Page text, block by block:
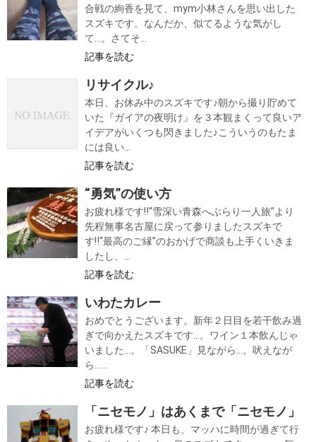
合戦の絢香を見て、mym小林さんを思い出した
スズキです。なんだか、似てるような気がし
て…。さてそ...
記事を読む
リサイクル♪
本日、お休み中のスズキです♪朝から撮り貯めて
いた『ガイアの夜明け』を３本観まくって良いア
イデアがいくつも閃きました♪こういうのもたま
には良い...
記事を読む
“勇気”の使い方
お疲れ様です‼“雪深い青森へぶらり一人旅”より
先程無事名古屋に戻って参りましたスズキで
す‼“最高のご縁”のおかげで商談も上手くいきま
したし、...
記事を読む
いわたカレー
おめでとうございます。新年２日目を若干飲み過
ぎで向かえたスズキです…。ワイン１本飲んじゃ
いました…。「SASUKE」見ながら…。吠えなが
ら…...
記事を読む
「ニセモノ」はあくまで「ニセモノ」
お疲れ様です♪ 本日も、マッハに時間が過ぎて行